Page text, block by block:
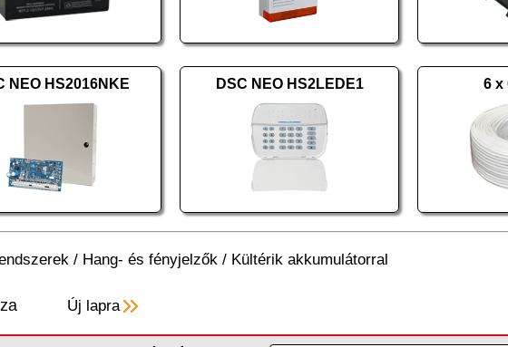
NEO HS2016NKE DSC NEO HS2LEDE1 6 x
/ Hang- és fényjelzők / Kültérik akkumulátorral
Új lapra